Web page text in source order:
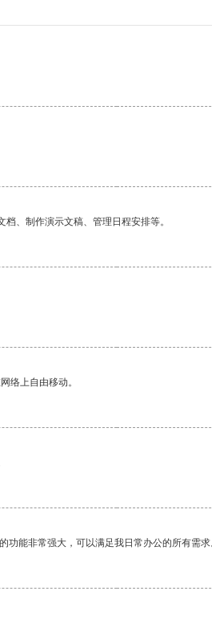
、制作演示文稿、管理日程安排等。
络上自由移动。
能非常强大，可以满足我日常办公的所有需